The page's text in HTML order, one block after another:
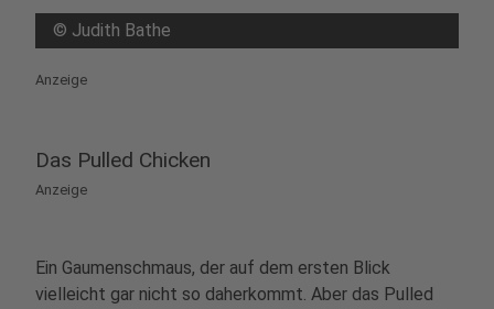
© Judith Bathe
Anzeige
Das Pulled Chicken
Anzeige
Ein Gaumenschmaus, der auf dem ersten Blick
vielleicht gar nicht so daherkommt. Aber das Pulled